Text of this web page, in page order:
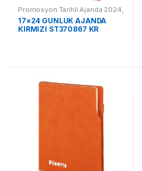
Promosyon Tarihli Ajanda 2024
Promosyon 2024 Ajandalar
17×24 GÜNLÜK AJANDA
KIRMIZI ST370867 KR